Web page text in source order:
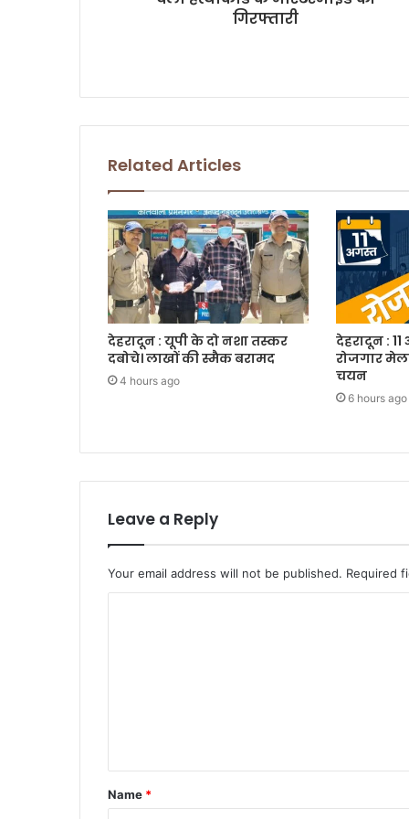
गिरफ्तारी
Related Articles
देहरादून : यूपी के दो नशा तस्कर
दबोचे। लाखों की स्मैक बरामद
4 hours ago
देहरादून :
रोजगार
चयन
6 hours ago
Leave a Reply
Your email address will not be published. Required
t
*
Name *